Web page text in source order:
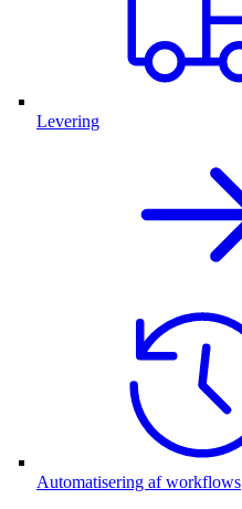
Levering
Automatisering af workflows